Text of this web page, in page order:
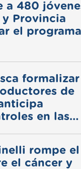
a 480
y Provincia
el programa
formalizar
de
en las
rompe el
el cáncer y